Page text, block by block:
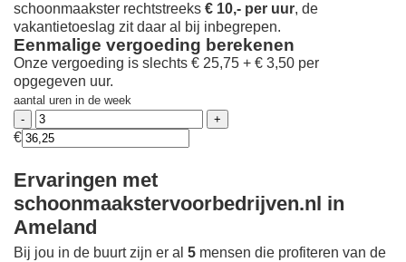
schoonmaakster rechtstreeks € 10,- per uur, de
vakantietoeslag zit daar al bij inbegrepen.
Eenmalige vergoeding berekenen
Onze vergoeding is slechts € 25,75 + € 3,50 per
opgegeven uur.
aantal uren in de week
€
Ervaringen met
schoonmaakstervoorbedrijven.nl in
Ameland
Bij jou in de buurt zijn er al 5 mensen die profiteren van de